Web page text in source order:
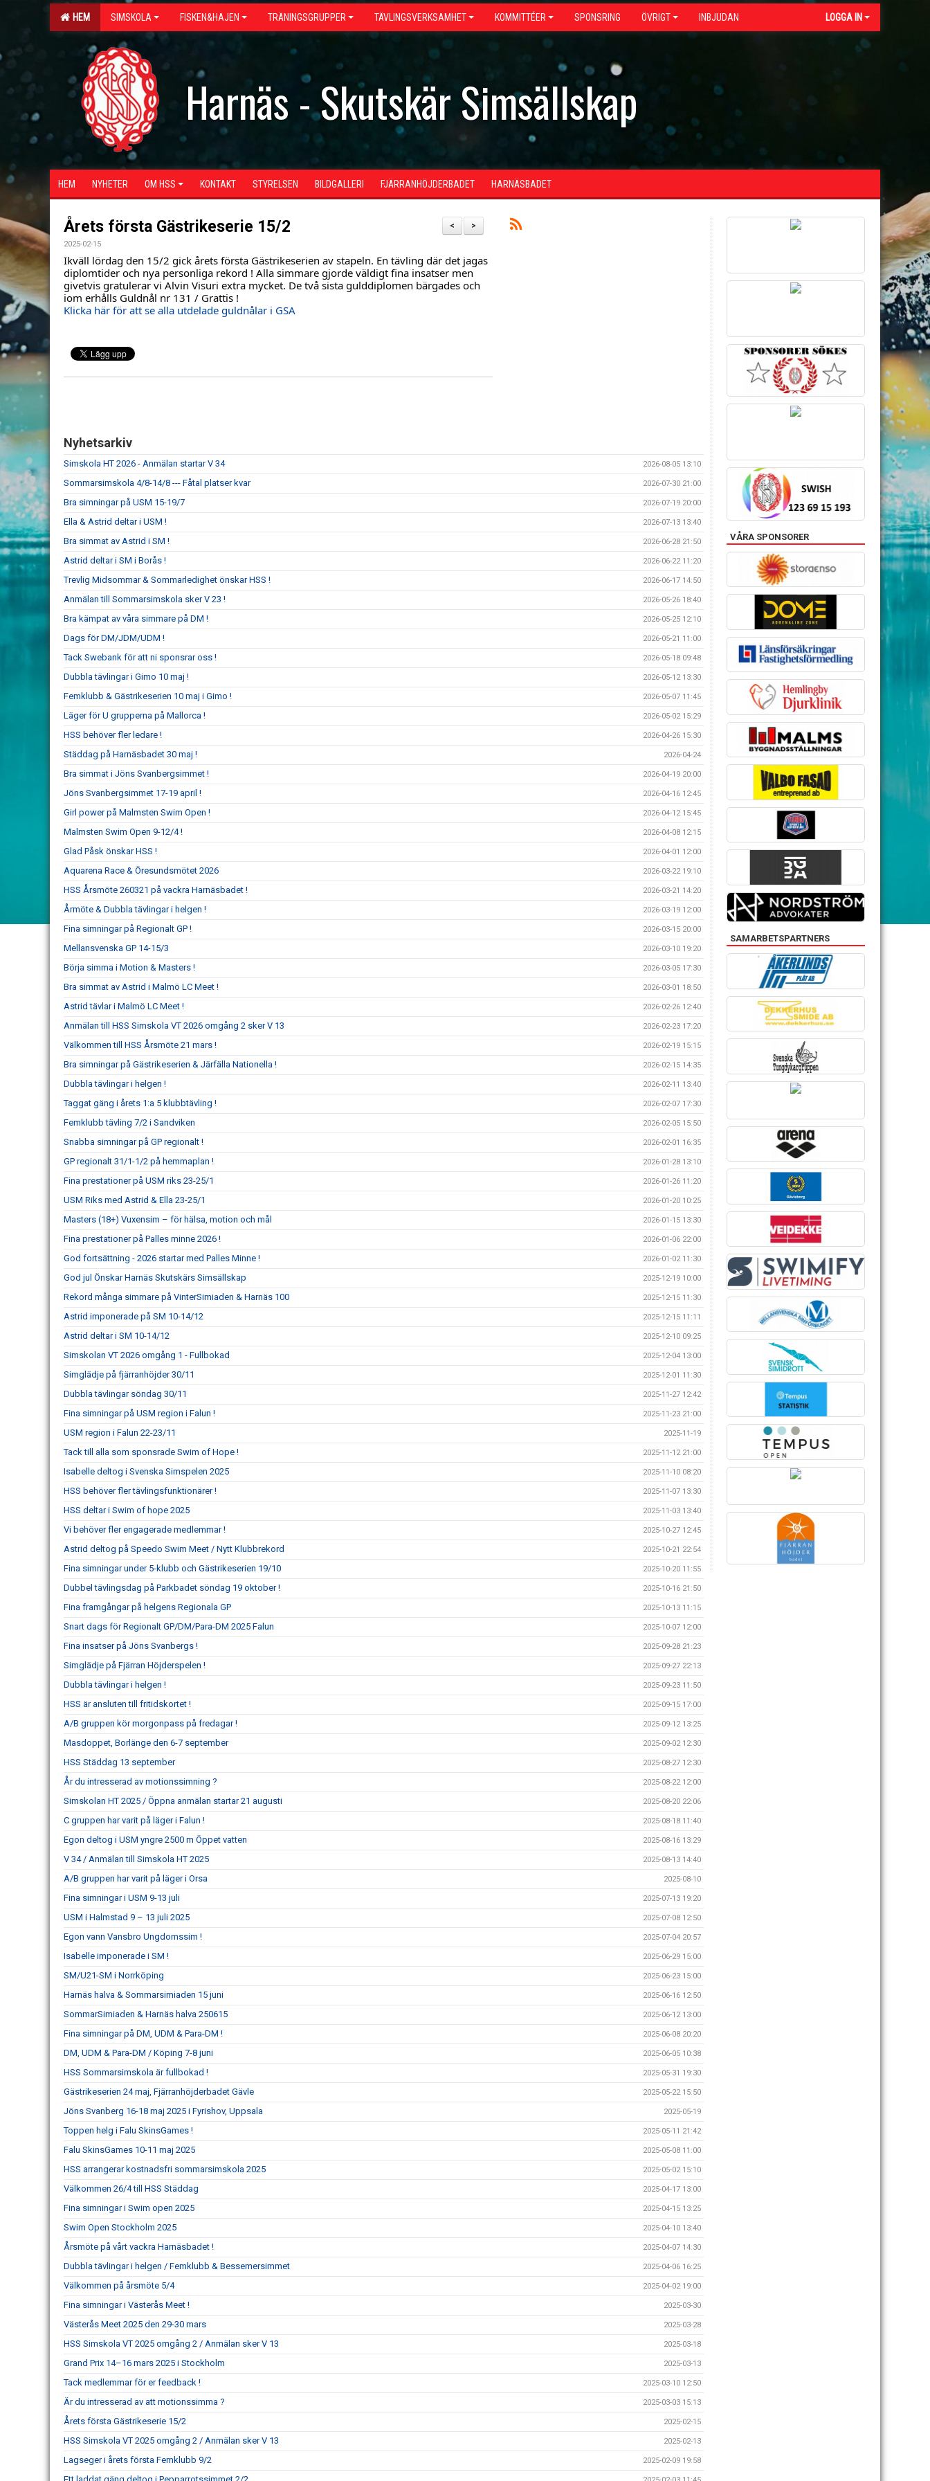
HEM SIMSKOLA FISKEN&HAJEN TRÄNINGSGRUPPER TÄVLINGSVERKSAMHET KOMMITTÉER SPONSRING ÖVRIGT INBJUDAN LOGGA IN
Harnäs - Skutskär Simsällskap
HEM NYHETER OM HSS KONTAKT STYRELSEN BILDGALLERI FJÄRRANHÖJDERBADET HARNÄSBADET
>
<
Årets första Gästrikeserie 15/2
2025-02-15
Ikväll lördag den 15/2 gick årets första Gästrikeserien av stapeln. En tävling där det jagas
diplomtider och nya personliga rekord ! Alla simmare gjorde väldigt fina insatser men
givetvis gratulerar vi Alvin Visuri extra mycket. De två sista gulddiplomen bärgades och
iom erhålls Guldnål nr 131 / Grattis !
Klicka här för att se alla utdelade guldnålar i GSA
Nyhetsarkiv
Simskola HT 2026 - Anmälan startar V 34 2026-08-05 13:10
Sommarsimskola 4/8-14/8 --- Fåtal platser kvar 2026-07-30 21:00
Bra simningar på USM 15-19/7 2026-07-19 20:00
Ella & Astrid deltar i USM ! 2026-07-13 13:40
Bra simmat av Astrid i SM ! 2026-06-28 21:50
Astrid deltar i SM i Borås ! 2026-06-22 11:20
Trevlig Midsommar & Sommarledighet önskar HSS ! 2026-06-17 14:50
Anmälan till Sommarsimskola sker V 23 ! 2026-05-26 18:40
Bra kämpat av våra simmare på DM ! 2026-05-25 12:10
Dags för DM/JDM/UDM ! 2026-05-21 11:00
Tack Swebank för att ni sponsrar oss ! 2026-05-18 09:48
Dubbla tävlingar i Gimo 10 maj ! 2026-05-12 13:30
Femklubb & Gästrikeserien 10 maj i Gimo ! 2026-05-07 11:45
Läger för U grupperna på Mallorca ! 2026-05-02 15:29
HSS behöver fler ledare ! 2026-04-26 15:30
Städdag på Harnäsbadet 30 maj ! 2026-04-24
Bra simmat i Jöns Svanbergsimmet ! 2026-04-19 20:00
Jöns Svanbergsimmet 17-19 april ! 2026-04-16 12:45
Girl power på Malmsten Swim Open ! 2026-04-12 15:45
Malmsten Swim Open 9-12/4 ! 2026-04-08 12:15
Glad Påsk önskar HSS ! 2026-04-01 12:00
Aquarena Race & Öresundsmötet 2026 2026-03-22 19:10
HSS Årsmöte 260321 på vackra Harnäsbadet ! 2026-03-21 14:20
Årmöte & Dubbla tävlingar i helgen ! 2026-03-19 12:00
Fina simningar på Regionalt GP ! 2026-03-15 20:00
Mellansvenska GP 14-15/3 2026-03-10 19:20
Börja simma i Motion & Masters ! 2026-03-05 17:30
Bra simmat av Astrid i Malmö LC Meet ! 2026-03-01 18:50
Astrid tävlar i Malmö LC Meet ! 2026-02-26 12:40
Anmälan till HSS Simskola VT 2026 omgång 2 sker V 13 2026-02-23 17:20
Välkommen till HSS Årsmöte 21 mars ! 2026-02-19 15:15
Bra simningar på Gästrikeserien & Järfälla Nationella ! 2026-02-15 14:35
Dubbla tävlingar i helgen ! 2026-02-11 13:40
Taggat gäng i årets 1:a 5 klubbtävling ! 2026-02-07 17:30
Femklubb tävling 7/2 i Sandviken 2026-02-05 15:50
Snabba simningar på GP regionalt ! 2026-02-01 16:35
GP regionalt 31/1-1/2 på hemmaplan ! 2026-01-28 13:10
Fina prestationer på USM riks 23-25/1 2026-01-26 11:20
USM Riks med Astrid & Ella 23-25/1 2026-01-20 10:25
Masters (18+) Vuxensim – för hälsa, motion och mål 2026-01-15 13:30
Fina prestationer på Palles minne 2026 ! 2026-01-06 22:00
God fortsättning - 2026 startar med Palles Minne ! 2026-01-02 11:30
God jul Önskar Harnäs Skutskärs Simsällskap 2025-12-19 10:00
Rekord många simmare på VinterSimiaden & Harnäs 100 2025-12-15 11:30
Astrid imponerade på SM 10-14/12 2025-12-15 11:11
Astrid deltar i SM 10-14/12 2025-12-10 09:25
Simskolan VT 2026 omgång 1 - Fullbokad 2025-12-04 13:00
Simglädje på fjärranhöjder 30/11 2025-12-01 11:30
Dubbla tävlingar söndag 30/11 2025-11-27 12:42
Fina simningar på USM region i Falun ! 2025-11-23 21:00
USM region i Falun 22-23/11 2025-11-19
Tack till alla som sponsrade Swim of Hope ! 2025-11-12 21:00
Isabelle deltog i Svenska Simspelen 2025 2025-11-10 08:20
HSS behöver fler tävlingsfunktionärer ! 2025-11-07 13:30
HSS deltar i Swim of hope 2025 2025-11-03 13:40
Vi behöver fler engagerade medlemmar ! 2025-10-27 12:45
Astrid deltog på Speedo Swim Meet / Nytt Klubbrekord 2025-10-21 22:54
Fina simningar under 5-klubb och Gästrikeserien 19/10 2025-10-20 11:55
Dubbel tävlingsdag på Parkbadet söndag 19 oktober ! 2025-10-16 21:50
Fina framgångar på helgens Regionala GP 2025-10-13 11:15
Snart dags för Regionalt GP/DM/Para-DM 2025 Falun 2025-10-07 12:00
Fina insatser på Jöns Svanbergs ! 2025-09-28 21:23
Simglädje på Fjärran Höjderspelen ! 2025-09-27 22:13
Dubbla tävlingar i helgen ! 2025-09-23 11:50
HSS är ansluten till fritidskortet ! 2025-09-15 17:00
A/B gruppen kör morgonpass på fredagar ! 2025-09-12 13:25
Masdoppet, Borlänge den 6-7 september 2025-09-02 12:30
HSS Städdag 13 september 2025-08-27 12:30
År du intresserad av motionssimning ? 2025-08-22 12:00
Simskolan HT 2025 / Öppna anmälan startar 21 augusti 2025-08-20 22:06
C gruppen har varit på läger i Falun ! 2025-08-18 11:40
Egon deltog i USM yngre 2500 m Öppet vatten 2025-08-16 13:29
V 34 / Anmälan till Simskola HT 2025 2025-08-13 14:40
A/B gruppen har varit på läger i Orsa 2025-08-10
Fina simningar i USM 9-13 juli 2025-07-13 19:20
USM i Halmstad 9 – 13 juli 2025 2025-07-08 12:50
Egon vann Vansbro Ungdomssim ! 2025-07-04 20:57
Isabelle imponerade i SM ! 2025-06-29 15:00
SM/U21-SM i Norrköping 2025-06-23 15:00
Harnäs halva & Sommarsimiaden 15 juni 2025-06-16 12:50
SommarSimiaden & Harnäs halva 250615 2025-06-12 13:00
Fina simningar på DM, UDM & Para-DM ! 2025-06-08 20:20
DM, UDM & Para-DM / Köping 7-8 juni 2025-06-05 10:38
HSS Sommarsimskola är fullbokad ! 2025-05-31 19:30
Gästrikeserien 24 maj, Fjärranhöjderbadet Gävle 2025-05-22 15:50
Jöns Svanberg 16-18 maj 2025 i Fyrishov, Uppsala 2025-05-19
Toppen helg i Falu SkinsGames ! 2025-05-11 21:42
Falu SkinsGames 10-11 maj 2025 2025-05-08 11:00
HSS arrangerar kostnadsfri sommarsimskola 2025 2025-05-02 15:10
Välkommen 26/4 till HSS Städdag 2025-04-17 13:00
Fina simningar i Swim open 2025 2025-04-15 13:25
Swim Open Stockholm 2025 2025-04-10 13:40
Årsmöte på vårt vackra Harnäsbadet ! 2025-04-07 14:30
Dubbla tävlingar i helgen / Femklubb & Bessemersimmet 2025-04-06 16:25
Välkommen på årsmöte 5/4 2025-04-02 19:00
Fina simningar i Västerås Meet ! 2025-03-30
Västerås Meet 2025 den 29-30 mars 2025-03-28
HSS Simskola VT 2025 omgång 2 / Anmälan sker V 13 2025-03-18
Grand Prix 14–16 mars 2025 i Stockholm 2025-03-13
Tack medlemmar för er feedback ! 2025-03-10 12:50
Är du intresserad av att motionssimma ? 2025-03-03 15:13
Årets första Gästrikeserie 15/2 2025-02-15
HSS Simskola VT 2025 omgång 2 / Anmälan sker V 13 2025-02-13
Lagseger i årets första Femklubb 9/2 2025-02-09 19:58
VÅRA SPONSORER
SAMARBETSPARTNERS